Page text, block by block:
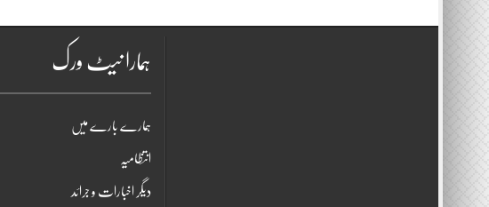
ہمارا نیٹ ورک
ہمارے بارے میں
انتظامیہ
دیگر اخبارات و جرائد